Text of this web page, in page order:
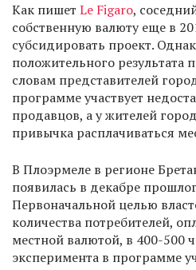
Как пишет Le Figaro,
собственную валюту еще в
субсидировать проект.
положительного результата
словам представителей
программе участвует
продавцов, а у жителей
привычка расплачиваться
В Плоэрмеле в регионе
появилась в декабре
Первоначальной целью
количества потребителей,
местной валютой, в 400-500
эксперимента в программе